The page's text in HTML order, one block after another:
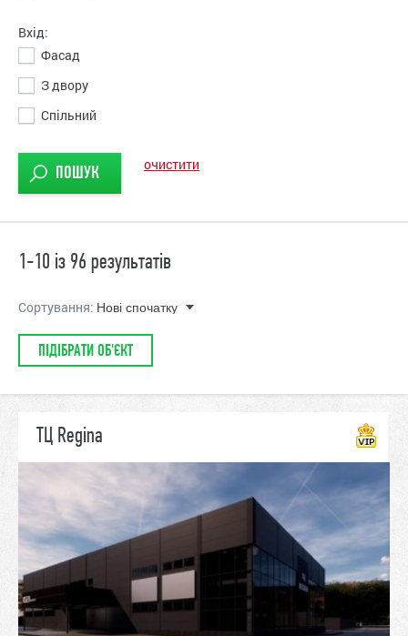
Вхід:
Фасад
З двору
Спільний
очистити
1-10 із 96 результатів
Сортування:
ТЦ Regina